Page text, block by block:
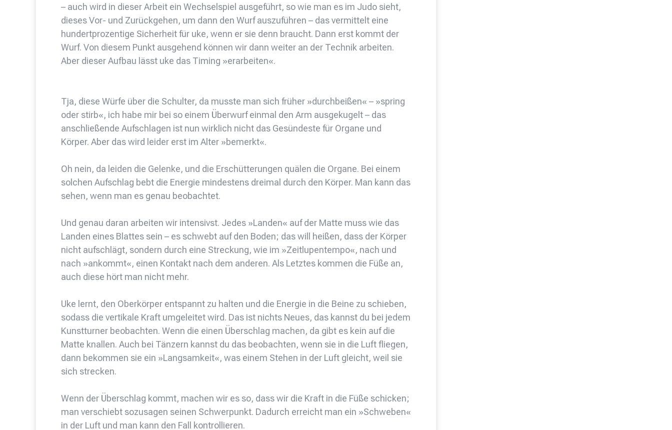
– auch wird in dieser Arbeit ein Wechselspiel ausgeführt, so wie man es im Judo sieht,
dieses Vor- und Zurückgehen, um dann den Wurf auszuführen – das vermittelt eine
hundertprozentige Sicherheit für uke, wenn er sie denn braucht. Dann erst kommt der
Wurf. Von diesem Punkt ausgehend können wir dann weiter an der Technik arbeiten.
Aber dieser Aufbau lässt uke das Timing »erarbeiten«.
Tja, diese Würfe über die Schulter, da musste man sich früher »durchbeißen« – »spring
oder stirb«, ich habe mir bei so einem Überwurf einmal den Arm ausgekugelt – das
anschließende Aufschlagen ist nun wirklich nicht das Gesündeste für Organe und
Körper. Aber das wird leider erst im Alter »bemerkt«.
Oh nein, da leiden die Gelenke, und die Erschütterungen quälen die Organe. Bei einem
solchen Aufschlag bebt die Energie mindestens dreimal durch den Körper. Man kann das
sehen, wenn man es genau beobachtet.
Und genau daran arbeiten wir intensivst. Jedes »Landen« auf der Matte muss wie das
Landen eines Blattes sein – es schwebt auf den Boden; das will heißen, dass der Körper
nicht aufschlägt, sondern durch eine Streckung, wie im »Zeitlupentempo«, nach und
nach »ankommt«, einen Kontakt nach dem anderen. Als Letztes kommen die Füße an,
auch diese hört man nicht mehr.
Uke lernt, den Oberkörper entspannt zu halten und die Energie in die Beine zu schieben,
sodass die vertikale Kraft umgeleitet wird. Das ist nichts Neues, das kannst du bei jedem
Kunstturner beobachten. Wenn die einen Überschlag machen, da gibt es kein auf die
Matte knallen. Auch bei Tänzern kannst du das beobachten, wenn sie in die Luft fliegen,
dann bekommen sie ein »Langsamkeit«, was einem Stehen in der Luft gleicht, weil sie
sich strecken.
Wenn der Überschlag kommt, machen wir es so, dass wir die Kraft in die Füße schicken;
man verschiebt sozusagen seinen Schwerpunkt. Dadurch erreicht man ein »Schweben«
in der Luft und man kann den Fall kontrollieren.